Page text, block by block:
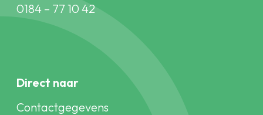
0184 – 77 10 42
Direct naar
Contactgegevens